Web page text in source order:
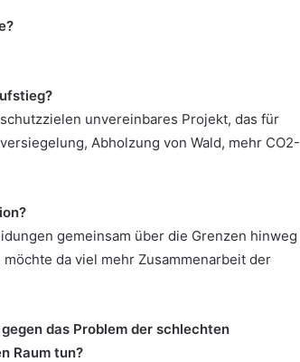
unvereinbares Projekt, das für
Abholzung von Wald, mehr CO2-
gemeinsam über die Grenzen hinweg
da viel mehr Zusammenarbeit der
das Problem der schlechten
Raum tun?